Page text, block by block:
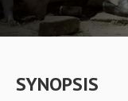
SYNOPSIS